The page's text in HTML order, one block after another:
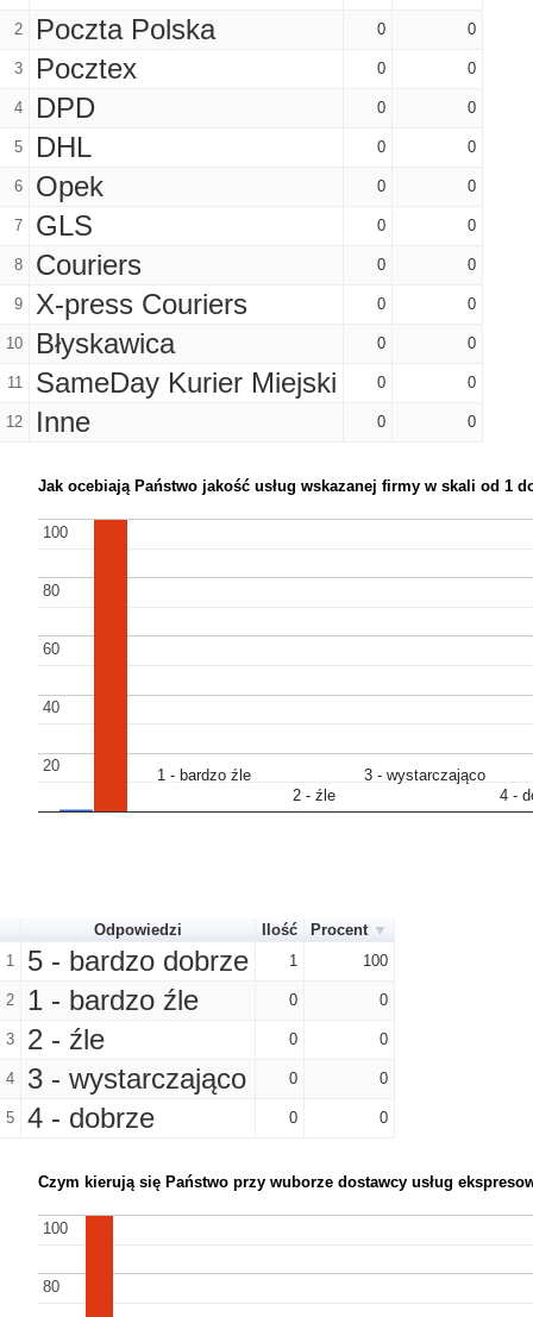
2 Poczta Polska 0 0
3 Pocztex 0 0
4 DPD 0 0
5 DHL 0 0
6 Opek 0 0
7 GLS 0 0
8 Couriers 0 0
9 X-press Couriers 0 0
10 Błyskawica 0 0
11 SameDay Kurier Miejski 0 0
12 Inne 0 0
Jak ocebiają Państwo jakość usług wskazanej firmy w skali od 1
1 - bardzo źle
1 - bardzo źle
2 - źle
2 - źle
3 - wystarczająco
3 - wystarczająco
4 -
4 -
20
20
40
40
60
60
80
80
100
100
Odpowiedzi Ilość
Procent
1
5 - bardzo dobrze 1 100
2 1 - bardzo źle 0 0
3 2 - źle 0 0
4 3 - wystarczająco 0 0
5 4 - dobrze 0 0
Czym kierują się Państwo przy wuborze dostawcy usług
80
80
100
100